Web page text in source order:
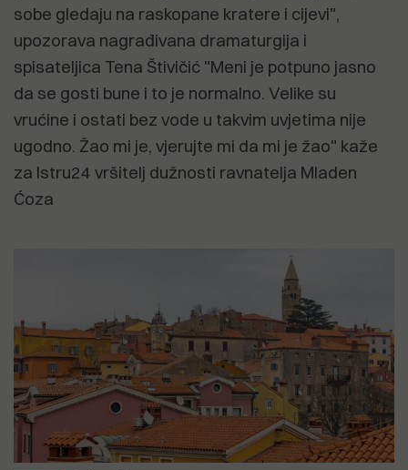
sobe gledaju na raskopane kratere i cijevi",
upozorava nagrađivana dramaturgija i
spisateljica Tena Štivičić "Meni je potpuno jasno
da se gosti bune i to je normalno. Velike su
vrućine i ostati bez vode u takvim uvjetima nije
ugodno. Žao mi je, vjerujte mi da mi je žao" kaže
za Istru24 vršitelj dužnosti ravnatelja Mladen
Ćoza